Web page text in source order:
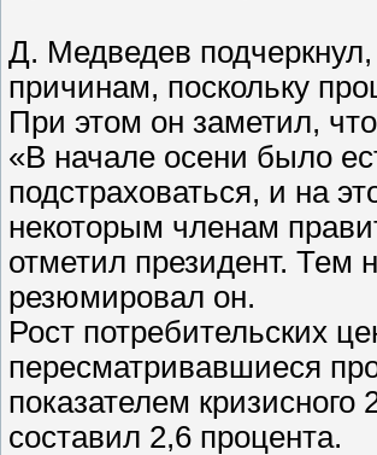
Д. Медведев
причинам, поскольку
При этом он заметил,
«В начале осени было
подстраховаться, и на
некоторым членам
отметил президент. Тем
резюмировал он.
Рост потребительских
пересматривавшиеся
показателем кризисного
составил 2,6 процента.